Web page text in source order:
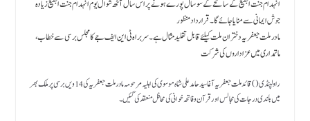
انہدام جنت البقیع کے سا نحے کے سو سال پورے ہونے پر اس سال آٹھ شوال یوم انہدام جنت البقیع زیادہ
جوش ایمانی سے منایا جائے گا۔ قرارداد منظور
مادر ملت جعفریہ دختران ملت کیلئے قابل تقلید مثال ہے۔ سربراہ ٹی این ایف جے کامجلس برسی سے خطاب،
ماتمداری میں عزاداروں کی شرکت
راولپنڈی( )قائد ملت جعفریہ آغا سید حامد علی شاہ موسوی کی اہلیہ مرحومہ مادر ملت جعفریہ کی 14ویں برسی پر ملک بھر
میں بلندی درجات کی مجالس اور قرآن و فاتحہ خوانی کی محافل منعقد کی گئیں۔